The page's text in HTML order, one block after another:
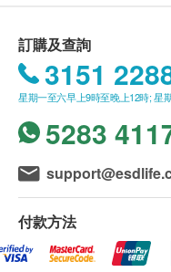
草姬 NMN10000+結
衰老長壽科研。
草姬 NMN10000+
合99%高純度、高
平，從而修復受損
抗氧屏障，守護身
延緩衰老機制更全面
訂購及查詢
3151
星期一至六早上9時至晚上12時; 星
5283
付款方法